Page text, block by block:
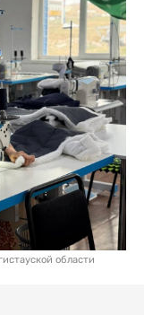
области